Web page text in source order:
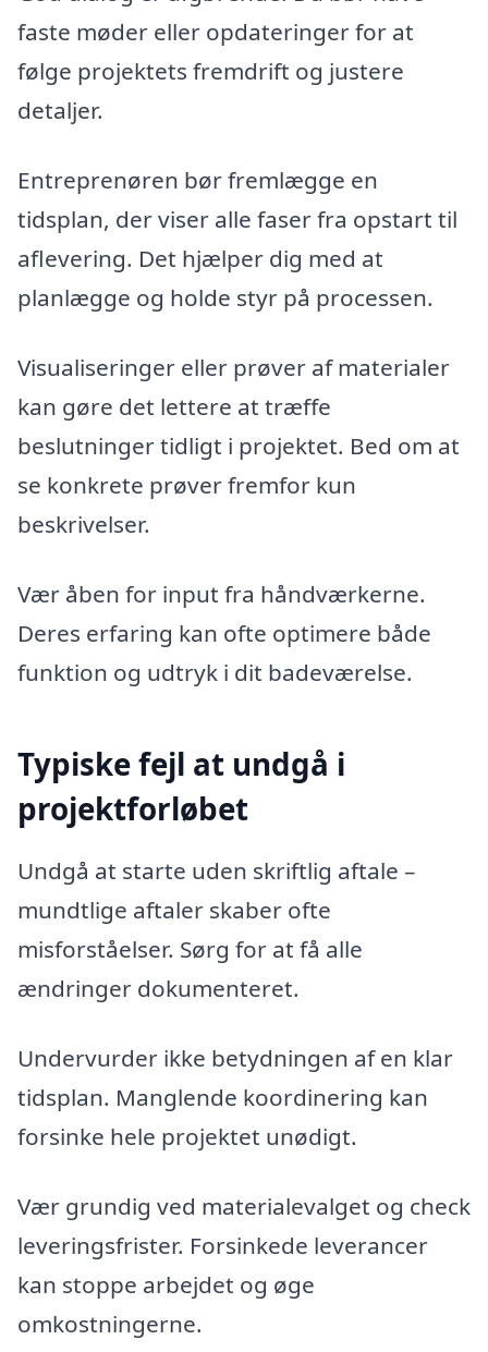
faste møder eller opdateringer for at
følge projektets fremdrift og justere
detaljer.
Entreprenøren bør fremlægge en
tidsplan, der viser alle faser fra opstart til
aflevering. Det hjælper dig med at
planlægge og holde styr på processen.
Visualiseringer eller prøver af materialer
kan gøre det lettere at træffe
beslutninger tidligt i projektet. Bed om at
se konkrete prøver fremfor kun
beskrivelser.
Vær åben for input fra håndværkerne.
Deres erfaring kan ofte optimere både
funktion og udtryk i dit badeværelse.
Typiske fejl at undgå i
projektforløbet
Undgå at starte uden skriftlig aftale –
mundtlige aftaler skaber ofte
misforståelser. Sørg for at få alle
ændringer dokumenteret.
Undervurder ikke betydningen af en klar
tidsplan. Manglende koordinering kan
forsinke hele projektet unødigt.
Vær grundig ved materialevalget og check
leveringsfrister. Forsinkede leverancer
kan stoppe arbejdet og øge
omkostningerne.